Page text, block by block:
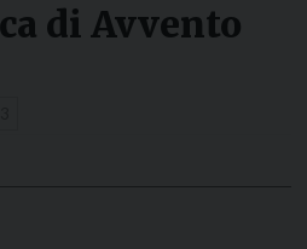
di Avvento